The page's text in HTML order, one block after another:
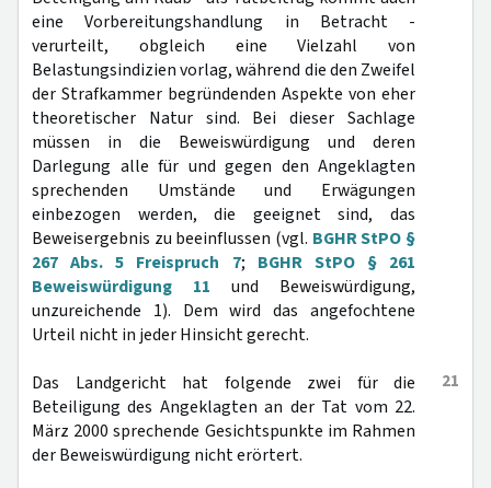
eine Vorbereitungshandlung in Betracht -
verurteilt, obgleich eine Vielzahl von
Belastungsindizien vorlag, während die den Zweifel
der Strafkammer begründenden Aspekte von eher
theoretischer Natur sind. Bei dieser Sachlage
müssen in die Beweiswürdigung und deren
Darlegung alle für und gegen den Angeklagten
sprechenden Umstände und Erwägungen
einbezogen werden, die geeignet sind, das
Beweisergebnis zu beeinflussen (vgl. BGHR StPO §
267 Abs. 5 Freispruch 7; BGHR StPO § 261
Beweiswürdigung 11 und Beweiswürdigung,
unzureichende 1). Dem wird das angefochtene
Urteil nicht in jeder Hinsicht gerecht.
21
Das Landgericht hat folgende zwei für die
Beteiligung des Angeklagten an der Tat vom 22.
März 2000 sprechende Gesichtspunkte im Rahmen
der Beweiswürdigung nicht erörtert.